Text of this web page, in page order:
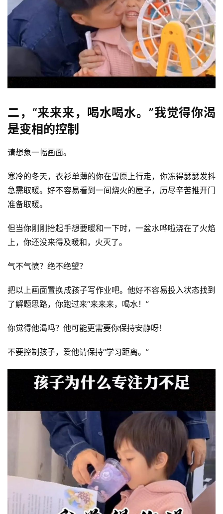
二，“来来来，喝水喝水。”我觉得你渴
是变相的控制
请想象一幅画面。
寒冷的冬天，衣衫单薄的你在雪原上行走，你冻得瑟瑟发抖
急需取暖。好不容易看到一间烧火的屋子，历尽辛苦推开门
准备取暖。
但当你刚刚抬起手想要暖和一下时，一盆水哗啦浇在了火焰
上，你还没来得及暖和，火灭了。
气不气愤？绝不绝望？
把以上画面置换成孩子写作业吧。他好不容易投入状态找到
了解题思路，你跑过来“来来来，喝水！”
你觉得他渴吗？他可能更需要你保持安静呀！
不要控制孩子，爱他请保持“学习距离。”